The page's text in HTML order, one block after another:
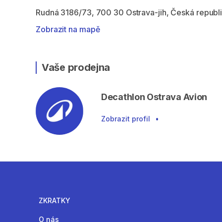
Rudná 3186/73, 700 30 Ostrava-jih, Česká
Zobrazit na mapě
Vaše prodejna
Decathlon Ostrava Avion
Zobrazit profil •
ZKRATKY
O nás